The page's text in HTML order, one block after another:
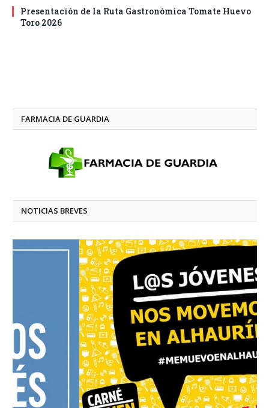
Presentación de la Ruta Gastronómica Tomate Huevo
Toro 2026
FARMACIA DE GUARDIA
NOTICIAS BREVES